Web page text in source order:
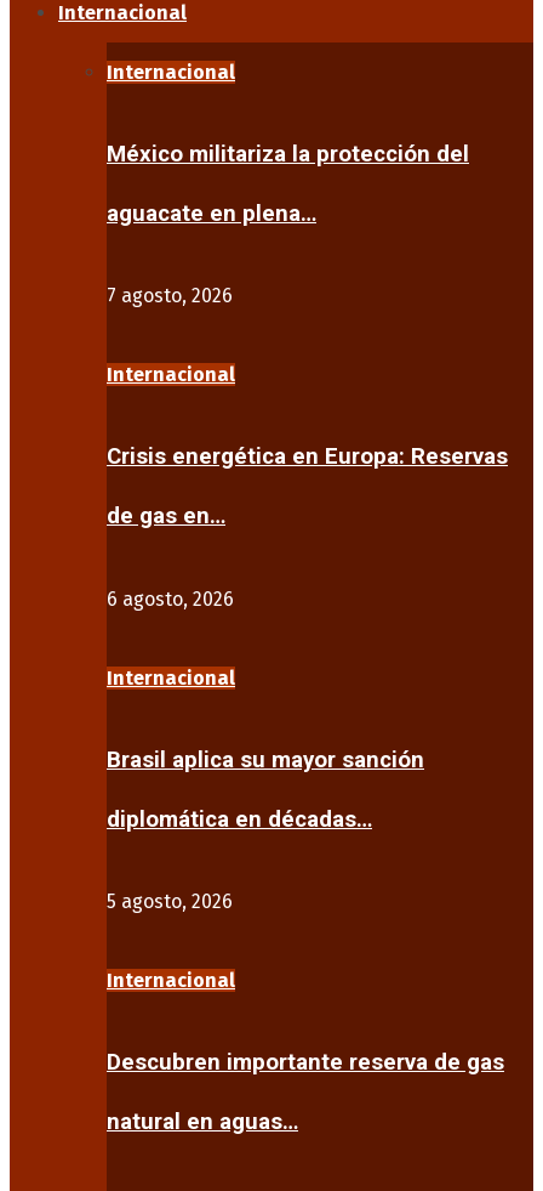
Internacional
Internacional
México militariza la protección del
aguacate en plena…
7 agosto, 2026
Internacional
Crisis energética en Europa: Reservas
de gas en…
6 agosto, 2026
Internacional
Brasil aplica su mayor sanción
diplomática en décadas…
5 agosto, 2026
Internacional
Descubren importante reserva de gas
natural en aguas…